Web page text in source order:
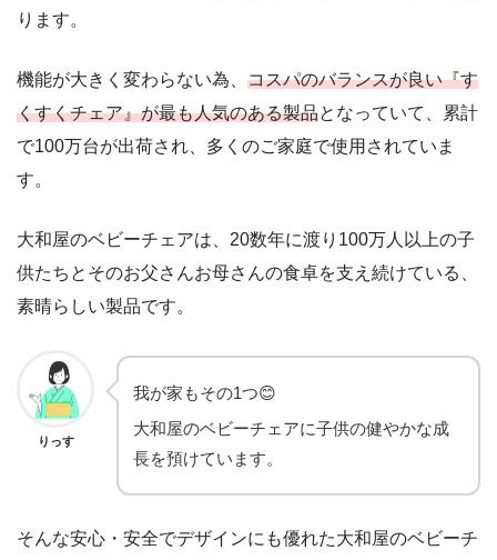
ります。
機能が大きく変わらない為、 コスパのバランスが良い『す
くすくチェア』が最も人気のある製品となっていて、累計
で100万台が出荷され、多くのご家庭で使用されていま
す。
大和屋のベビーチェアは、20数年に渡り100万人以上の子
供たちとそのお父さんお母さんの食卓を支え続けている、
素晴らしい製品です。
りっす
我が家もその1つ😊
大和屋のベビーチェアに子供の健やかな成
長を預けています。
そんな安心・安全でデザインにも優れた大和屋のベビーチ